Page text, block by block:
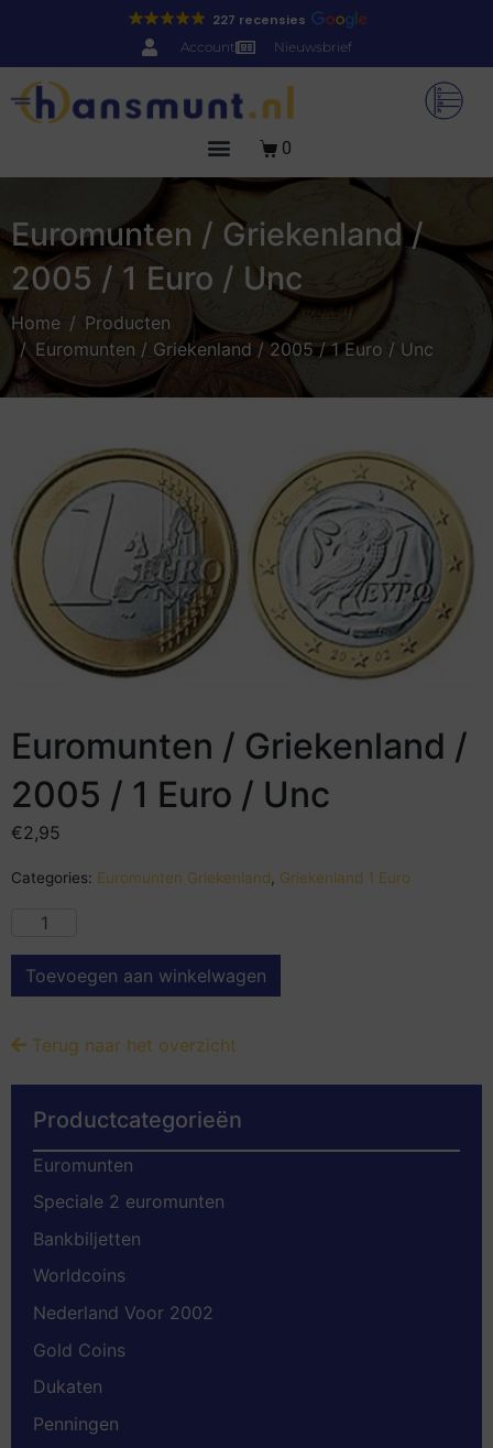
227 recensies
Account Nieuwsbrief
0
Euromunten / Griekenland /
2005 / 1 Euro / Unc
Home
Producten
Euromunten / Griekenland / 2005 / 1 Euro / Unc
Euromunten / Griekenland /
2005 / 1 Euro / Unc
€2,95
Categories: Euromunten Griekenland Griekenland 1 Euro
Toevoegen aan winkelwagen
Terug naar het overzicht
Productcategorieën
Euromunten
Speciale 2 euromunten
Bankbiljetten
Worldcoins
Nederland Voor 2002
Gold Coins
Dukaten
Penningen